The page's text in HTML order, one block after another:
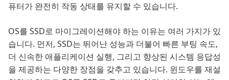
퓨터가 완전히 작동 상태를 유지할 수 있습니다.
OS를 SSD로 마이그레이션해야 하는 이유는 여러 가지가 있
습니다. 먼저, SSD는 뛰어난 성능과 더불어 빠른 부팅 속도,
더 신속한 애플리케이션 실행, 그리고 향상된 시스템 응답성
을 제공하는 다양한 장점을 갖추고 있습니다. 윈도우를 재설